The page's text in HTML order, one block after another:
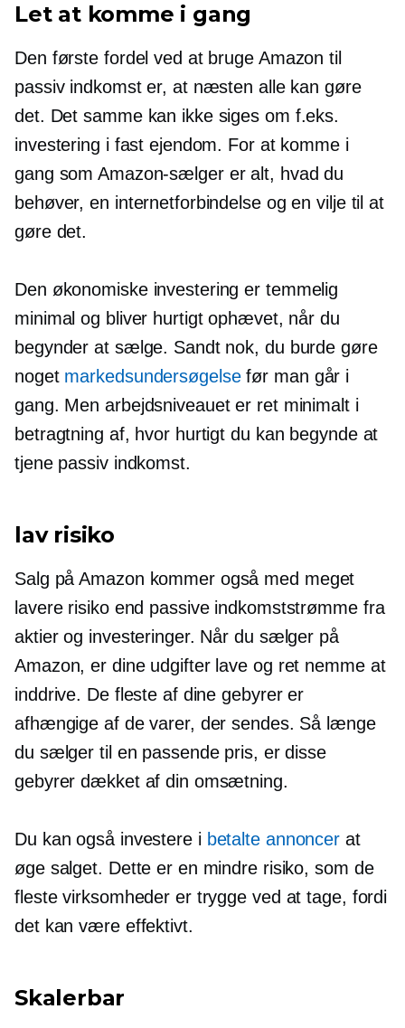
Let at komme i gang
Den første fordel ved at bruge Amazon til
passiv indkomst er, at næsten alle kan gøre
det. Det samme kan ikke siges om f.eks.
investering i fast ejendom. For at komme i
gang som Amazon-sælger er alt, hvad du
behøver, en internetforbindelse og en vilje til at
gøre det.
Den økonomiske investering er temmelig
minimal og bliver hurtigt ophævet, når du
begynder at sælge. Sandt nok, du burde gøre
noget markedsundersøgelsefør man går i
gang. Men arbejdsniveauet er ret minimalt i
betragtning af, hvor hurtigt du kan begynde at
tjene passiv indkomst.
lav risiko
Salg på Amazon kommer også med meget
lavere risiko end passive indkomststrømme fra
aktier og investeringer. Når du sælger på
Amazon, er dine udgifter lave og ret nemme at
inddrive. De fleste af dine gebyrer er
afhængige af de varer, der sendes. Så længe
du sælger til en passende pris, er disse
gebyrer dækket af din omsætning.
Du kan også investere i betalte annoncer at
øge salget. Dette er en mindre risiko, som de
fleste virksomheder er trygge ved at tage, fordi
det kan være effektivt.
Skalerbar